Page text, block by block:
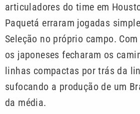
articuladores do time em
Paquetá erraram jogadas
Seleção no próprio campo.
os japoneses fecharam os
linhas compactas por trás da
sufocando a produção de um
da média.